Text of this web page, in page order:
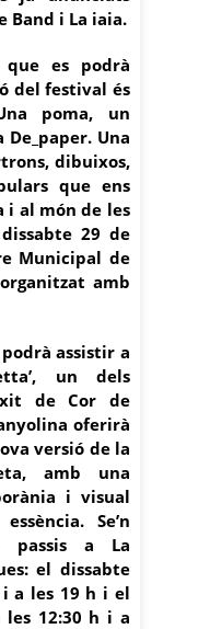
Band i La iaia.
que es podrà
del festival és
poma, un
Una
dibuixos,
que ens
i al món de les
29 de
Municipal de
amb
assistir a
un dels
de Cor de
oferirà
versió de la
amb una
i visual
Se’n
passis a La
el dissabte
a les 19 h i el
12:30 h i a